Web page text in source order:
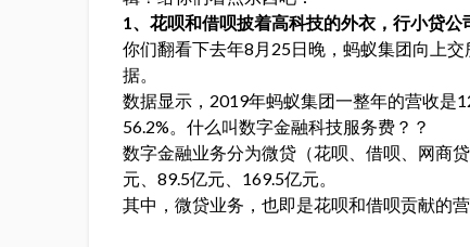
1、花呗和借呗披着高科技的外衣，行小贷公
你们翻看下去年8月25日晚，蚂蚁集团向上
据。
数据显示，2019年蚂蚁集团一整年的营收是
56.2%。什么叫数字金融科技服务费？？
数字金融业务分为微贷（花呗、借呗、网商
元、89.5亿元、169.5亿元。
其中，微贷业务，也即是花呗和借呗贡献的